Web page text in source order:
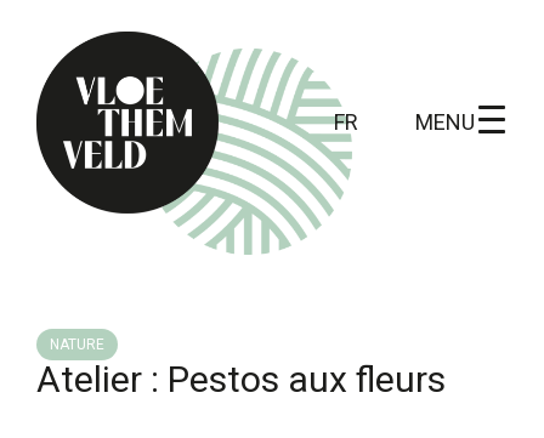
FR MENU
A faire
Toutes les activités
NATURE
Atelier : Pestos aux fleurs